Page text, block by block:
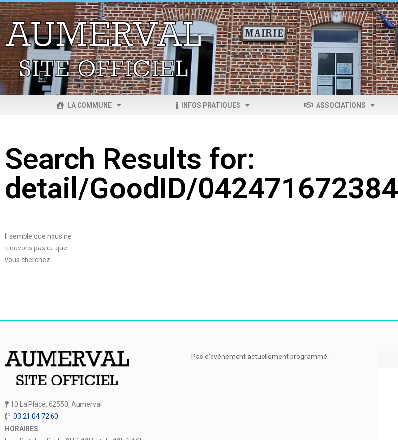
LA COMMUNE INFOS PRATIQUES ASSOCIATIONS
Search Results for:
detail/GoodID/042471672384
Il semble que nous ne
trouvons pas ce que
vous cherchez.
10 La Place, 62550, Aumerval
03 21 04 72 60
HORAIRES
Pas d'événement actuellement programmé.